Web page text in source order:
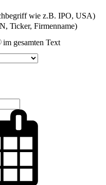
wie z.B. IPO, USA)
Ticker, Firmenname)
im gesamten Text